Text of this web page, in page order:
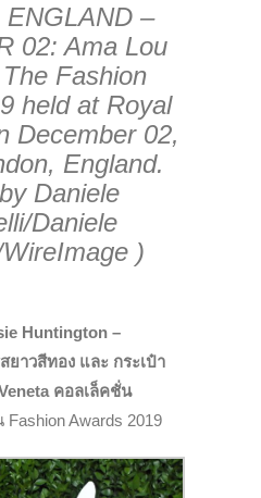
–
02: Ama Lou
Fashion
held at Royal
December 02,
England.
Daniele
Daniele
)
ie Huntington –
ยาวสีทอง และ กระเป๋า
คอลเล็คชั่น
Fashion Awards 2019